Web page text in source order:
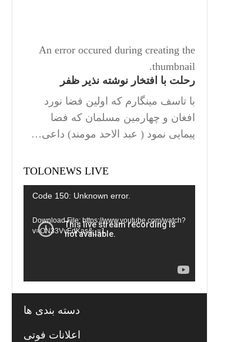
An error occured during creating the
thumbnail.
رحلت با افتخار نوشته نذیر ظفر
با تاسف مینگارم که اولین فضا نورد
افغان و چهارمین مسلمان که فضا
پیمایی نمود ( عبد الاحد مومند) داعی…
TOLONEWS LIVE
Video
Code 150: Unknown error.
Download File: https://www.youtube.com/watch?
v=ON33VvEdKas&_=1
دسته بندی ها
اعلانات فوتی